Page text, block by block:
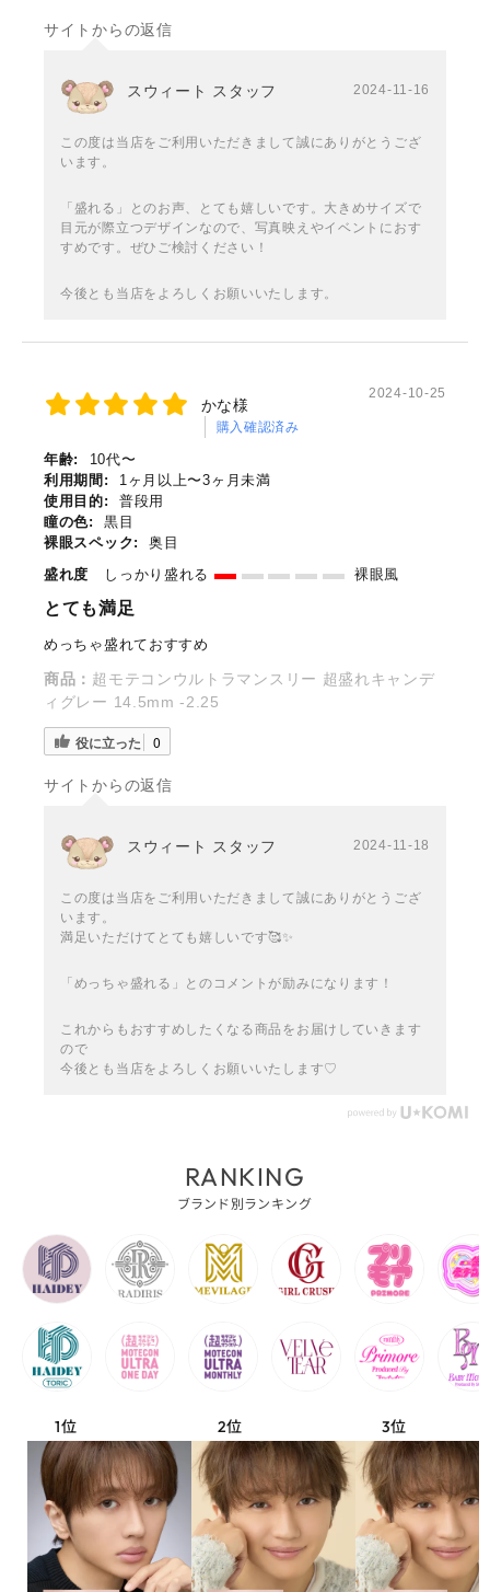
サイトからの返信
スウィート スタッフ 2024-11-16
この度は当店をご利用いただきまして誠にありがとうござ
います。
「盛れる」とのお声、とても嬉しいです。大きめサイズで
目元が際立つデザインなので、写真映えやイベントにおす
すめです。ぜひご検討ください！
今後とも当店をよろしくお願いいたします。
かな様
購入確認済み
2024-10-25
年齢:
10代〜
利用期間:
1ヶ月以上〜3ヶ月未満
使用目的:
普段用
瞳の色:
黒目
裸眼スペック:
奥目
盛れ度
しっかり盛れる 裸眼風
とても満足
めっちゃ盛れておすすめ
商品： 超モテコンウルトラマンスリー 超盛れキャンデ
ィグレー 14.5mm -2.25
役に立った 0
サイトからの返信
スウィート スタッフ 2024-11-18
この度は当店をご利用いただきまして誠にありがとうござ
います。
満足いただけてとても嬉しいです🥰✨
「めっちゃ盛れる」とのコメントが励みになります！
これからもおすすめしたくなる商品をお届けしていきます
ので
今後とも当店をよろしくお願いいたします♡
RANKING
ブランド別ランキング